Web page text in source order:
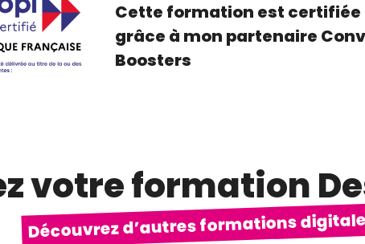
Cette formation est certifiée
grâce à mon partenaire
Boosters
votre formation
Découvrez d’autres formations